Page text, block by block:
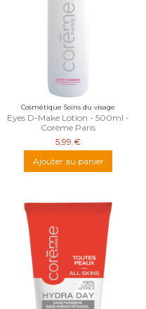
Cosmétique Soins du visage
Eyes D-Make Lotion - 500ml -
Corème Paris
5,99 €
Ajouter au panier